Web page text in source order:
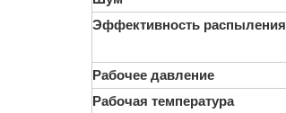
Эффективность распыления
Рабочее давление
Рабочая температура